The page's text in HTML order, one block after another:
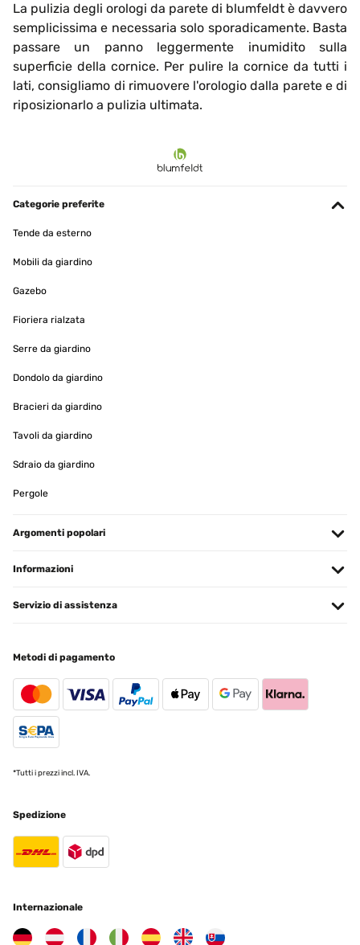
La pulizia degli orologi da parete di blumfeldt è davvero
semplicissima e necessaria solo sporadicamente. Basta
passare un panno leggermente inumidito sulla
superficie della cornice. Per pulire la cornice da tutti i
lati, consigliamo di rimuovere l'orologio dalla parete e di
riposizionarlo a pulizia ultimata.
Categorie preferite
Tende da esterno
Mobili da giardino
Gazebo
Fioriera rialzata
Serre da giardino
Dondolo da giardino
Bracieri da giardino
Tavoli da giardino
Sdraio da giardino
Pergole
Argomenti popolari
Informazioni
Servizio di assistenza
Metodi di pagamento
*Tutti i prezzi incl. IVA.
Spedizione
Internazionale